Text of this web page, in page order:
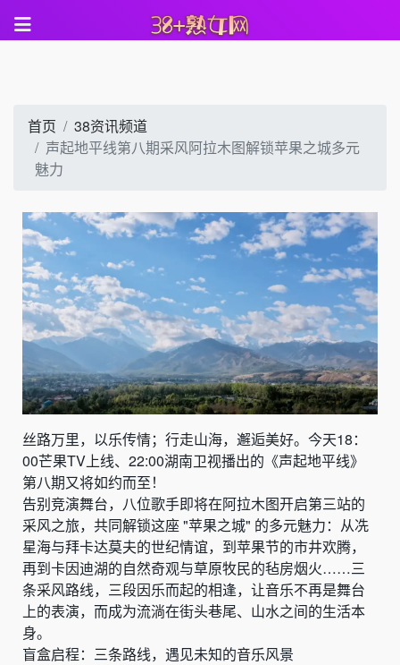
首页
38资讯频道
声起地平线第八期采风阿拉木图解锁苹果之城多元
魅力
丝路万里，以乐传情；行走山海，邂逅美好。今天18：
00芒果TV上线、22:00湖南卫视播出的《声起地平线》
第八期又将如约而至！
告别竞演舞台，八位歌手即将在阿拉木图开启第三站的
采风之旅，共同解锁这座 "苹果之城" 的多元魅力：从冼
星海与拜卡达莫夫的世纪情谊，到苹果节的市井欢腾，
再到卡因迪湖的自然奇观与草原牧民的毡房烟火……三
条采风路线，三段因乐而起的相逢，让音乐不再是舞台
上的表演，而成为流淌在街头巷尾、山水之间的生活本
身。
盲盒启程：三条路线，遇见未知的音乐风景